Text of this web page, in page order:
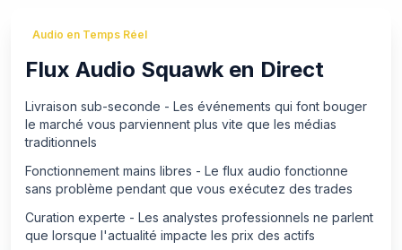
Audio en Temps Réel
Flux Audio Squawk en Direct
Livraison sub-seconde - Les événements qui font bouger
le marché vous parviennent plus vite que les médias
traditionnels
Fonctionnement mains libres - Le flux audio fonctionne
sans problème pendant que vous exécutez des trades
Curation experte - Les analystes professionnels ne parlent
que lorsque l'actualité impacte les prix des actifs